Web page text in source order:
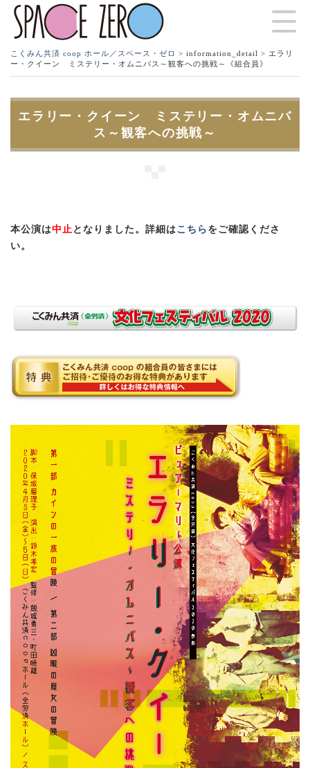
こくみん共済 coop ホール／スペース・ゼロ > information_detail > エラリ
ー・クイーン ミステリー・オムニバス～観客への挑戦～《組合員》
エラリー・クイーン ミステリー・オムニバ
ス～観客への挑戦～
本公演は中止 となりました。詳細はこちら をご確認くださ
い。